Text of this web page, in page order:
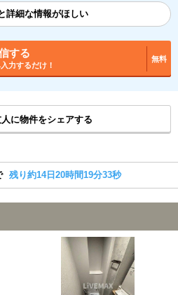
詳細な情報がほしい
する
力するだけ！
無料
に物件をシェアする
残り約14日20時間19分32秒